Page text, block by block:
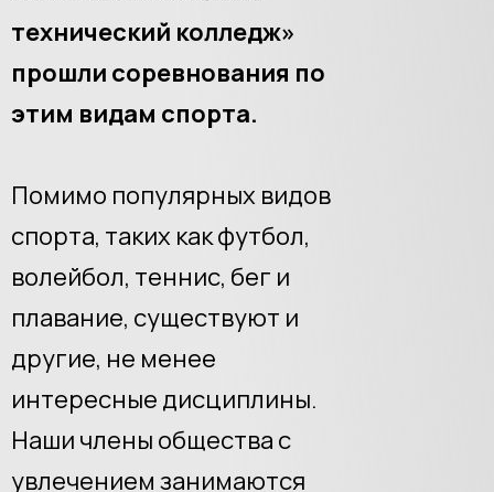
технический колледж»
прошли соревнования по
этим видам спорта.
Помимо популярных видов
спорта, таких как футбол,
волейбол, теннис, бег и
плавание, существуют и
другие, не менее
интересные дисциплины.
Наши члены общества с
увлечением занимаются